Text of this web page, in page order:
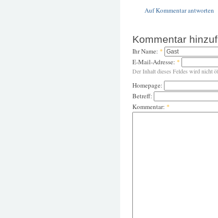
Auf Kommentar antworten
Kommentar
Ihr Name: *
E-Mail-Adresse: *
Der Inhalt dieses Feldes wird nicht
Homepage:
Betreff:
Kommentar: *